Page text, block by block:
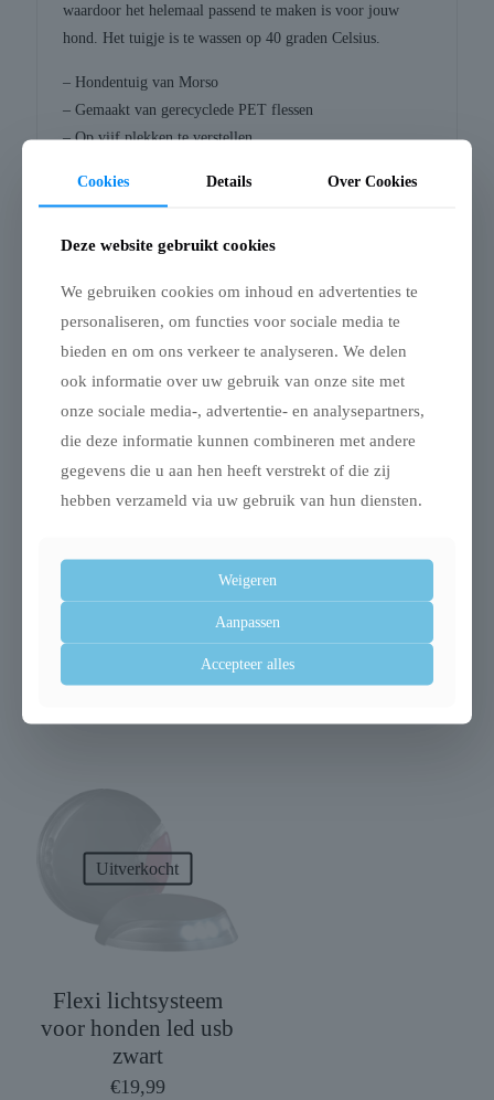
waardoor het helemaal passend te maken is voor jouw
hond. Het tuigje is te wassen op 40 graden Celsius.
– Hondentuig van Morso
– Gemaakt van gerecyclede PET flessen
– Op vijf plekken te verstellen
Afmeting: 70-100X2,5 cm
Gerelateerde producten
gegalvaniseerd
Trixie ren turquoise /
grijs
€49,99
Uitverkocht
Flexi lichtsysteem
voor honden led usb
zwart
€19,99
Cookies Details Over Cookies
Deze website gebruikt cookies
We gebruiken cookies om inhoud en advertenties te
personaliseren, om functies voor sociale media te
bieden en om ons verkeer te analyseren. We delen
ook informatie over uw gebruik van onze site met
onze sociale media-, advertentie- en analysepartners,
die deze informatie kunnen combineren met andere
gegevens die u aan hen heeft verstrekt of die zij
hebben verzameld via uw gebruik van hun diensten.
Weigeren
Aanpassen
Accepteer alles